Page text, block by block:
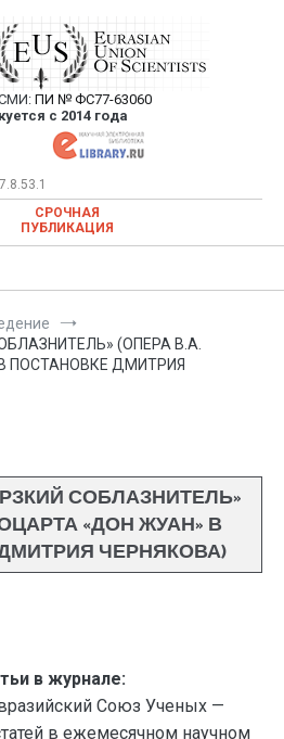
Союз Ученых —
научных статей в
научном журнале
ПИ № ФС77-63060
с 2014 года
— публикация научных статей в
научном журнале
СРОЧНАЯ
ПУБЛИКАЦИЯ
(ОПЕРА В.А.
ПОСТАНОВКЕ ДМИТРИЯ
СОБЛАЗНИТЕЛЬ»
«ДОН ЖУАН» В
ЧЕРНЯКОВА)
в журнале:
Союз Ученых —
в ежемесячном научном